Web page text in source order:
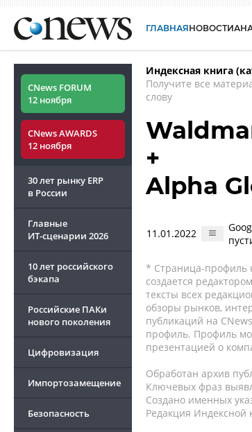
ГЛАВНАЯНОВОСТИ
CNews FORUM
12 ноября
CNews AWARDS
12 ноября
30 лет рынку ERP
в России
Главные
ИТ-сценарии 2026
10 лет российского
бэкапа
Российские ПАКи
нового поколения
Цифровизация
Импортозамещение
Безопасность
Индексная книга
Получите все
слову
+
Alpha
11.01.2022
* Страница-профиль
создается
тексты всех
обзоры рынков,
публикаций на
профиль. Профиль
презентацией о
Обработан архив
Ключевых фраз
Создано именных
Редакция Индексной